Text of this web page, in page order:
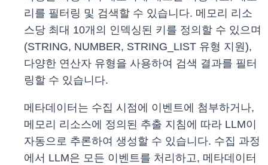
리를 필터링 및 검색할 수 있습니다. 메모리 리소
스당 최대 10개의 인덱싱된 키를 정의할 수 있으며
(STRING, NUMBER, STRING_LIST 유형 지원),
다양한 연산자 유형을 사용하여 검색 결과를 필터
링할 수 있습니다.
메타데이터는 수집 시점에 이벤트에 첨부하거나,
메모리 리소스에 정의된 추출 지침에 따라 LLM이
자동으로 추론하여 생성할 수 있습니다. 수집 과정
에서 LLM은 모든 이벤트를 처리하고, 메타데이터